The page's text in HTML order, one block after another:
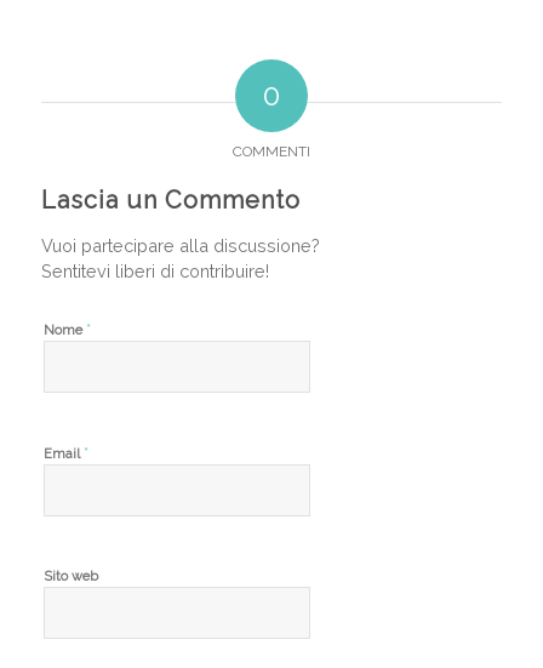
0
COMMENTI
Lascia un Commento
Vuoi partecipare alla discussione?
Sentitevi liberi di contribuire!
Nome *
Email *
Sito web